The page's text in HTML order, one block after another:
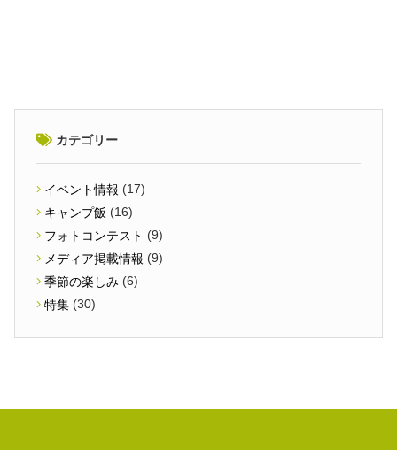
カテゴリー
イベント情報 (17)
キャンプ飯 (16)
フォトコンテスト (9)
メディア掲載情報 (9)
季節の楽しみ (6)
特集 (30)